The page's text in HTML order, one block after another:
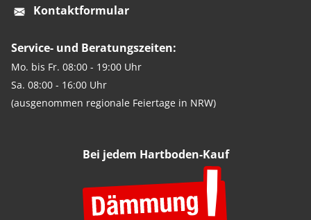
Kontaktformular
Service- und Beratungszeiten:
Mo. bis Fr. 08:00 - 19:00 Uhr
Sa. 08:00 - 16:00 Uhr
(ausgenommen regionale Feiertage in NRW)
Bei jedem Hartboden-Kauf